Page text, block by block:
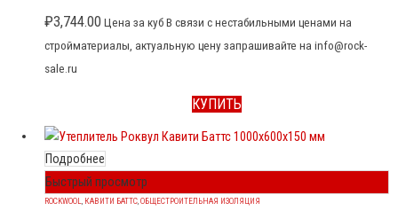
₽3,744.00 Цена за куб В связи с нестабильными ценами на
стройматериалы, актуальную цену запрашивайте на info@rock-
sale.ru
КУПИТЬ
Подробнее
Быстрый просмотр
ROCKWOOL КАВИТИ БАТТС ОБЩЕСТРОИТЕЛЬНАЯ ИЗОЛЯЦИЯ